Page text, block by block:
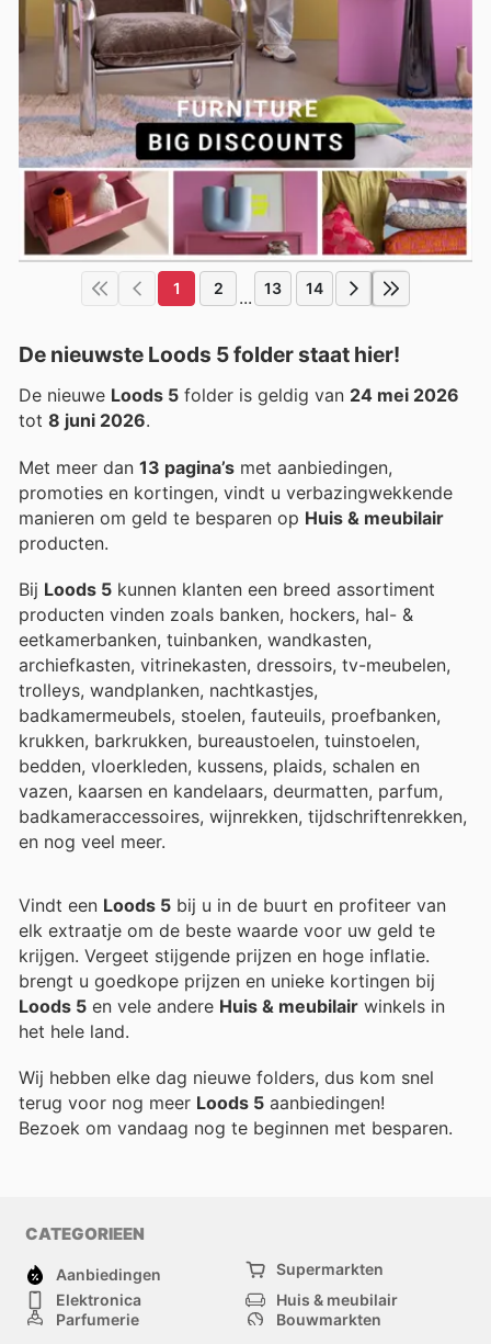
1 2 ... 13 14
De nieuwste Loods 5 folder staat hier!
De nieuwe Loods 5 folder is geldig van 24 mei 2026
tot 8 juni 2026.
Met meer dan 13 pagina’s met aanbiedingen,
promoties en kortingen, vindt u verbazingwekkende
manieren om geld te besparen op Huis & meubilair
producten.
Bij Loods 5 kunnen klanten een breed assortiment
producten vinden zoals banken, hockers, hal- &
eetkamerbanken, tuinbanken, wandkasten,
archiefkasten, vitrinekasten, dressoirs, tv-meubelen,
trolleys, wandplanken, nachtkastjes,
badkamermeubels, stoelen, fauteuils, proefbanken,
krukken, barkrukken, bureaustoelen, tuinstoelen,
bedden, vloerkleden, kussens, plaids, schalen en
vazen, kaarsen en kandelaars, deurmatten, parfum,
badkameraccessoires, wijnrekken, tijdschriftenrekken,
en nog veel meer.
Vindt een Loods 5 bij u in de buurt en profiteer van
elk extraatje om de beste waarde voor uw geld te
krijgen. Vergeet stijgende prijzen en hoge inflatie.
brengt u goedkope prijzen en unieke kortingen bij
Loods 5 en vele andere Huis & meubilair winkels in
het hele land.
Wij hebben elke dag nieuwe folders, dus kom snel
terug voor nog meer Loods 5 aanbiedingen!
Bezoek om vandaag nog te beginnen met besparen.
CATEGORIEEN
Aanbiedingen
Supermarkten
Elektronica
Huis & meubilair
Parfumerie
Bouwmarkten